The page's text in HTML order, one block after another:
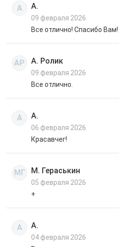
А А.
09 февраля 2026
Все отлично! Спасибо Вам!
АР А. Ролик
09 февраля 2026
Все отлично.
А А.
06 февраля 2026
Красавчег!
МГ М. Гераськин
05 февраля 2026
+
А А.
04 февраля 2026